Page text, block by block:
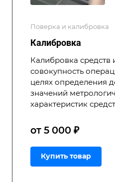
Поверка и калибровка
Калибровка
Калибровка
совокупность
целях определения
значений
характеристик
от 5 000 ₽
Купить товар